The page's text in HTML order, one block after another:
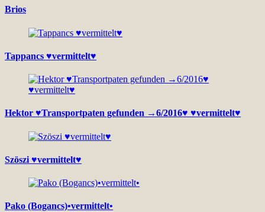
Brios
Tappancs ♥vermittelt♥
Hektor ♥Transportpaten gefunden →6/2016♥ ♥vermittelt♥
Szöszi ♥vermittelt♥
Pako (Bogancs)•vermittelt•